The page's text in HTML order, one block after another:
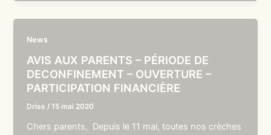
News
AVIS AUX PARENTS – PÉRIODE DE
DECONFINEMENT – OUVERTURE –
PARTICIPATION FINANCIÈRE
Driss /15 mai 2020
Chers parents, Depuis le 11 mai, toutes nos crèches